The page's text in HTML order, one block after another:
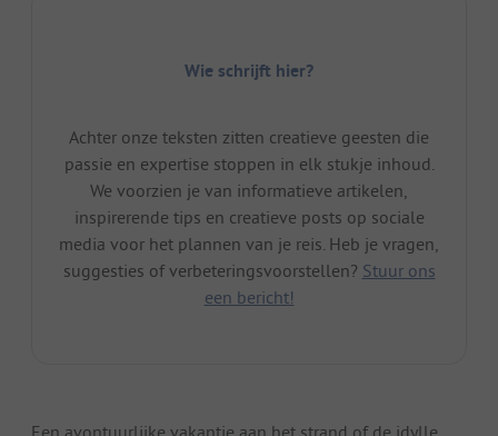
Wie schrijft hier?
Achter onze teksten zitten creatieve geesten die
passie en expertise stoppen in elk stukje inhoud.
We voorzien je van informatieve artikelen,
inspirerende tips en creatieve posts op sociale
media voor het plannen van je reis. Heb je vragen,
suggesties of verbeteringsvoorstellen? Stuur ons
een bericht!